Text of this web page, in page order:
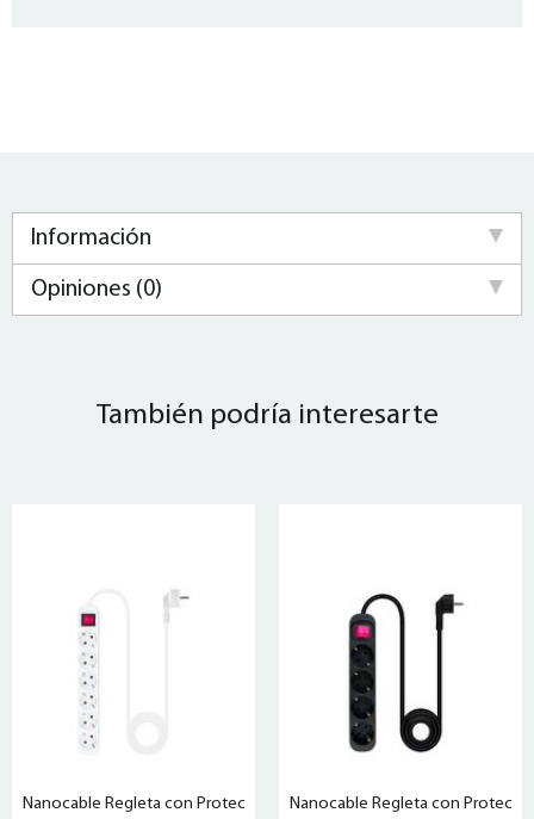
Información
Opiniones (0)
También podría interesarte
Nanocable Regleta con Protec Nanocable Regleta con Protec